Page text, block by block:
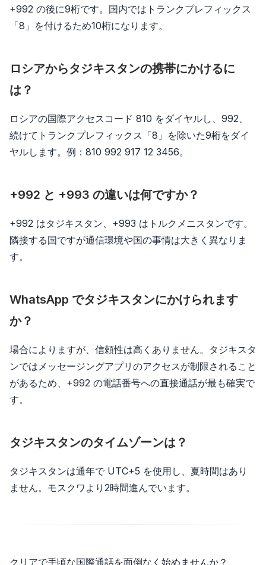
+992 の後に9桁です。国内ではトランクプレフィックス
「8」を付けるため10桁になります。
ロシアからタジキスタンの携帯にかけるに
は？
ロシアの国際アクセスコード 810 をダイヤルし、992、
続けてトランクプレフィックス「8」を除いた9桁をダイ
ヤルします。例：810 992 917 12 3456。
+992 と +993 の違いは何ですか？
+992 はタジキスタン、+993 はトルクメニスタンです。
隣接する国ですが通信環境や国の事情は大きく異なりま
す。
WhatsApp でタジキスタンにかけられます
か？
場合によりますが、信頼性は高くありません。タジキスタ
ンではメッセージングアプリのアクセスが制限されること
があるため、+992 の電話番号への直接通話が最も確実で
す。
タジキスタンのタイムゾーンは？
タジキスタンは通年で UTC+5 を使用し、夏時間はあり
ません。モスクワより2時間進んでいます。
クリアで手頃な国際通話を面倒なく始めませんか？